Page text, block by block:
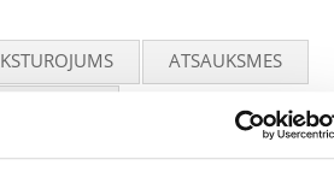
ATSAUKSMES
un jūrascūciņām, 20 cm diametrā.